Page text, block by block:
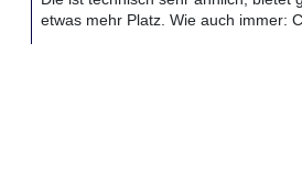
etwas mehr Platz. Wie auch immer: